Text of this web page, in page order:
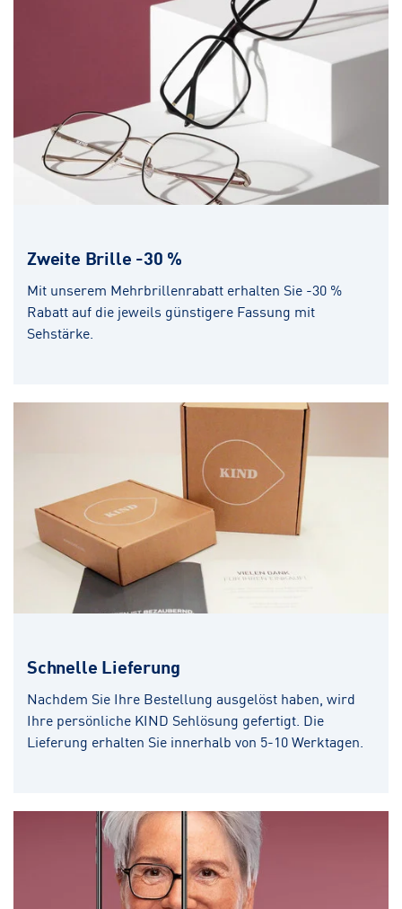
Zweite Brille -30 %
Mit unserem Mehrbrillenrabatt erhalten Sie -30 %
Rabatt auf die jeweils günstigere Fassung mit
Sehstärke.
Schnelle Lieferung
Nachdem Sie Ihre Bestellung ausgelöst haben, wird
Ihre persönliche KIND Sehlösung gefertigt. Die
Lieferung erhalten Sie innerhalb von 5-10 Werktagen.